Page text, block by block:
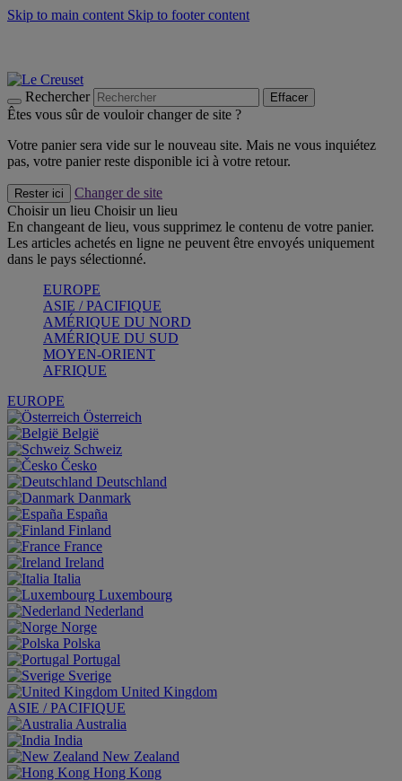
Skip to main content Skip to footer content
Rechercher Effacer
Êtes vous sûr de vouloir changer de site ?
Votre panier sera vide sur le nouveau site. Mais ne vous inquiétez
pas, votre panier reste disponible ici à votre retour.
Rester ici
Changer de site
Choisir un lieu Choisir un lieu
En changeant de lieu, vous supprimez le contenu de votre panier.
Les articles achetés en ligne ne peuvent être envoyés uniquement
dans le pays sélectionné.
EUROPE
ASIE / PACIFIQUE
AMÉRIQUE DU NORD
AMÉRIQUE DU SUD
MOYEN-ORIENT
AFRIQUE
EUROPE
Österreich
België
Schweiz
Česko
Deutschland
Danmark
España
Finland
France
Ireland
Italia
Luxembourg
Nederland
Norge
Polska
Portugal
Sverige
United Kingdom
ASIE / PACIFIQUE
Australia
India
New Zealand
Hong Kong